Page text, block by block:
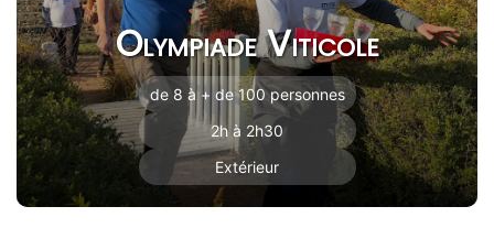
Olympiade Viticole
de 8 à + de 100 personnes
2h à 2h30
Extérieur